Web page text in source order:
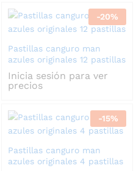
-20%
Pastillas canguro man
azules originales 12 pastillas
Inicia sesión para ver
precios
-15%
Pastillas canguro man
azules originales 4 pastillas